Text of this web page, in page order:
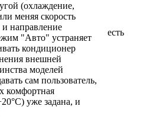
(охлаждение,
меняя скорость
направление
"Авто" устраняет
кондиционер
внешней
моделей
сам пользователь,
комфортная
уже задана, и
есть